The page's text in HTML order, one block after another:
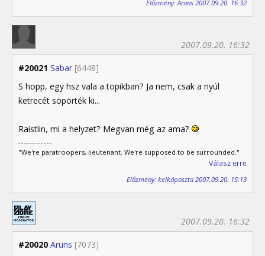
Előzmény: Aruns 2007.09.20. 16:32
#20021 Sabar [6448]
2007.09.20. 16:32
S hopp, egy hsz vala a topikban? Ja nem, csak a nyúl
ketrecét söpörték ki...
Raistlin, mi a helyzet? Megvan még az ama?
"We're paratroopers, lieutenant. We're supposed to be surrounded."
Válasz erre
Előzmény: kelkáposzta 2007.09.20. 15:13
#20020 Aruns [7073]
2007.09.20. 16:32